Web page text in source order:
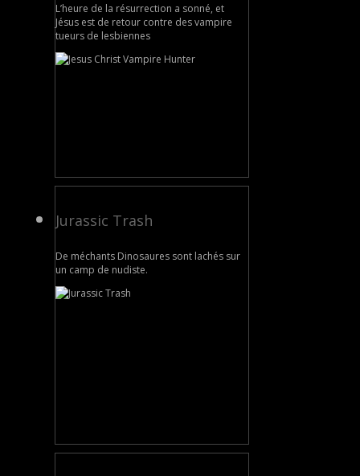
L’heure de la résurrection a sonné, et
Jésus est de retour contre des vampire
tueurs de lesbiennes
Jurassic Trash
De méchants Dinosaures sont lachés sur
un camp de nudiste.